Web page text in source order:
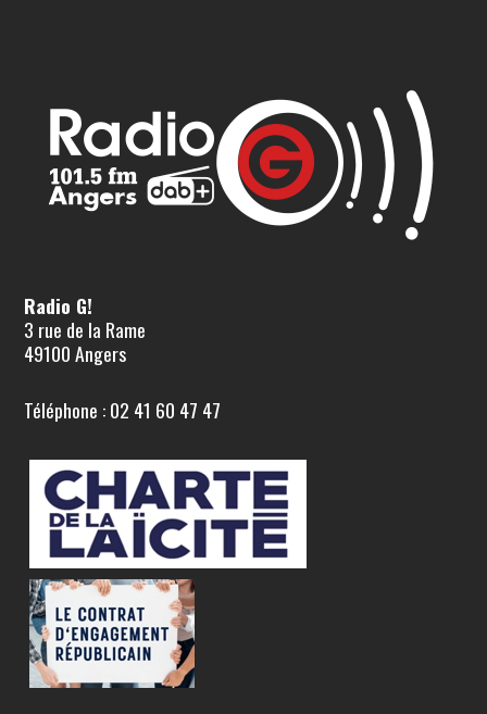
Radio G!
3 rue de la Rame
49100 Angers
Téléphone : 02 41 60 47 47